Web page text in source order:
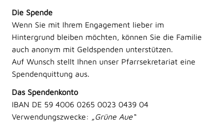
Die Spende
Wenn Sie mit Ihrem Engagement lieber im
Hintergrund bleiben möchten, können Sie die Familie
auch anonym mit Geldspenden unterstützen.
Auf Wunsch stellt Ihnen unser Pfarrsekretariat eine
Spendenquittung aus.
Das Spendenkonto
IBAN DE 59 4006 0265 0023 0439 04
Verwendungszwecke: „Grüne Aue“